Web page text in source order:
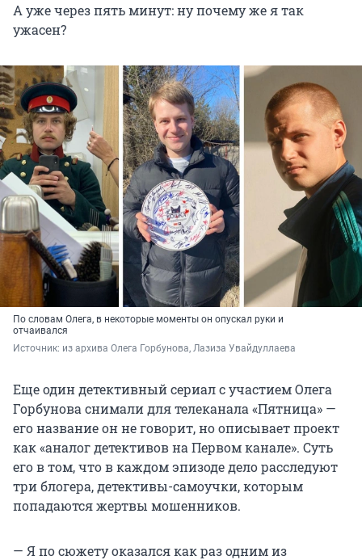
А уже через пять минут: ну почему же я так
ужасен?
По словам Олега, в некоторые моменты он опускал руки и
отчаивался
Источник: из архива Олега Горбунова, Лазиза Увайдуллаева
Еще один детективный сериал с участием Олега
Горбунова снимали для телеканала «Пятница» —
его название он не говорит, но описывает проект
как «аналог детективов на Первом канале». Суть
его в том, что в каждом эпизоде дело расследуют
три блогера, детективы-самоучки, которым
попадаются жертвы мошенников.
— Я по сюжету оказался как раз одним из